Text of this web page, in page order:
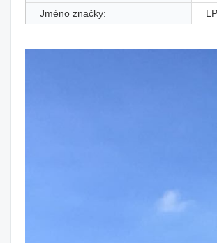
Jméno značky: